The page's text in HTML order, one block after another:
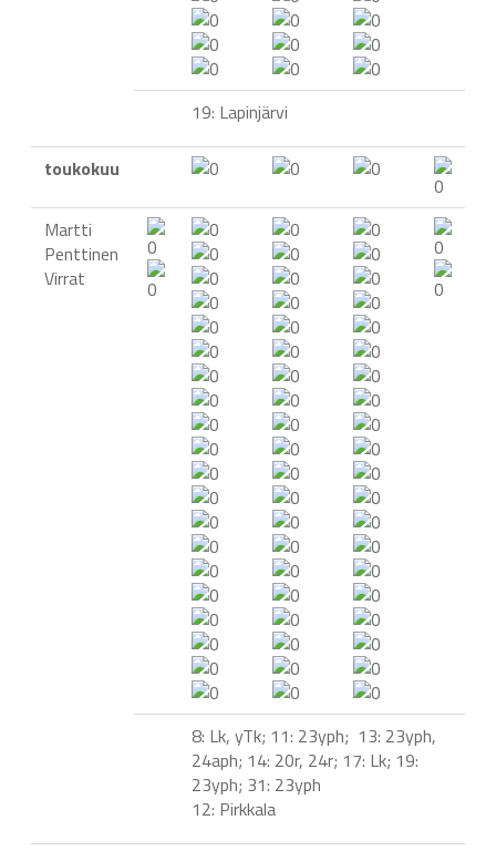
19: Lapinjärvi
toukokuu
Martti
Penttinen
Virrat
8: Lk, yTk; 11: 23yph; 13: 23yph,
24aph; 14: 20r, 24r; 17: Lk; 19:
23yph; 31: 23yph
12: Pirkkala